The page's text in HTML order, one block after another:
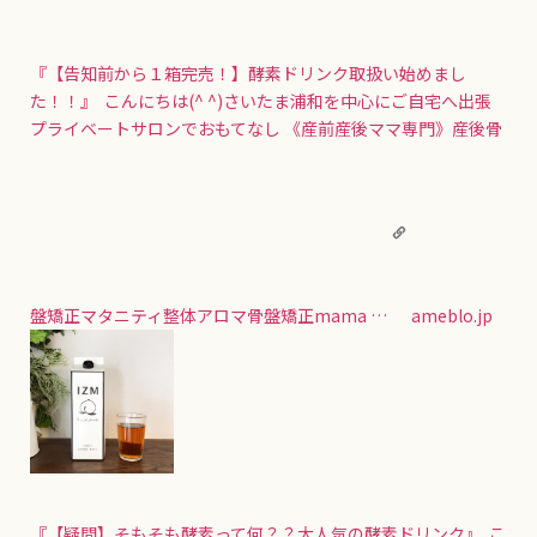
『【告知前から１箱完売！】酵素ドリンク取扱い始めまし
た！！』
こんにちは(^ ^)さいたま浦和を中心にご自宅へ出張
プライベートサロンでおもてなし 《産前産後ママ専門》産後骨
盤矯正マタニティ整体アロマ骨盤矯正mama … ameblo.jp